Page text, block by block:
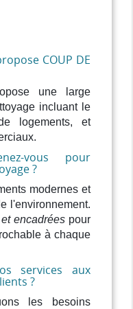
COUP DE
une large
incluant le
logements, et
vous pour
?
modernes et
l'environnement.
encadréespour
à chaque
services aux
?
les besoins